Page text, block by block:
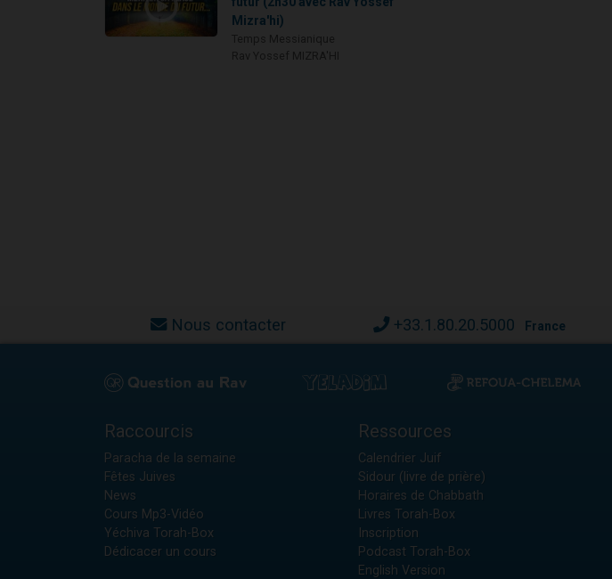
Mizra'hi)
Nous contacter +33.1.80.20.5000 France
Raccourcis
Paracha de la semaine
Fêtes Juives
News
Cours Mp3-Vidéo
Yéchiva Torah-Box
Dédicacer un cours
Ressources
Calendrier Juif
Sidour (livre de prière)
Horaires de Chabbath
Livres Torah-Box
Inscription
Podcast Torah-Box
English Version